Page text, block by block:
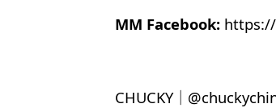
MM Facebook:
CHUCKY｜